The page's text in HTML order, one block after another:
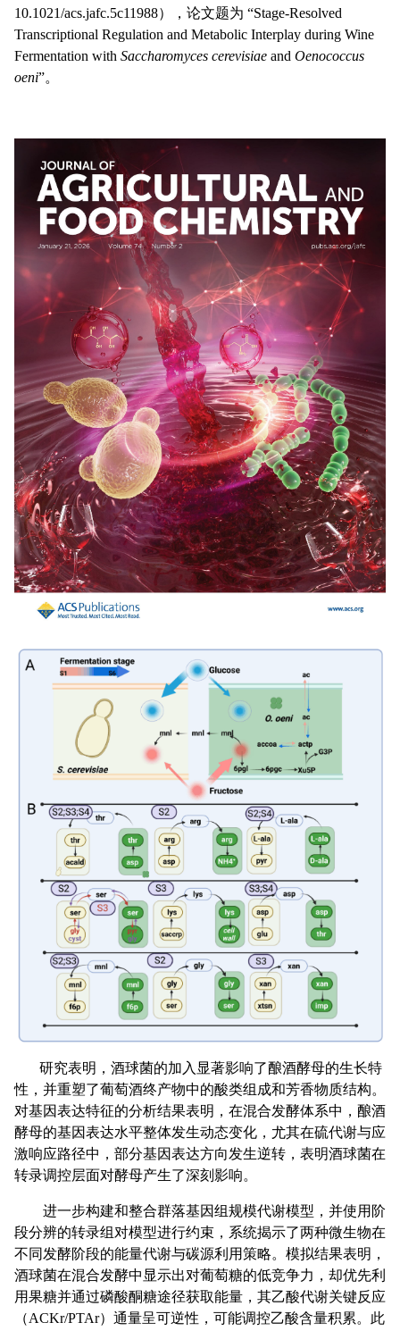
10.1021/acs.jafc.5c11988），论文题为 “Stage-Resolved
Transcriptional Regulation and Metabolic Interplay during Wine
Fermentation with Saccharomyces cerevisiae and Oenococcus
oeni”。
研究表明，酒球菌的加入显著影响了酿酒酵母的生长特
性，并重塑了葡萄酒终产物中的酸类组成和芳香物质结构。
对基因表达特征的分析结果表明，在混合发酵体系中，酿酒
酵母的基因表达水平整体发生动态变化，尤其在硫代谢与应
激响应路径中，部分基因表达方向发生逆转，表明酒球菌在
转录调控层面对酵母产生了深刻影响。
进一步构建和整合群落基因组规模代谢模型，并使用阶
段分辨的转录组对模型进行约束，系统揭示了两种微生物在
不同发酵阶段的能量代谢与碳源利用策略。模拟结果表明，
酒球菌在混合发酵中显示出对葡萄糖的低竞争力，却优先利
用果糖并通过磷酸酮糖途径获取能量，其乙酸代谢关键反应
（ACKr/PTAr）通量呈可逆性，可能调控乙酸含量积累。此